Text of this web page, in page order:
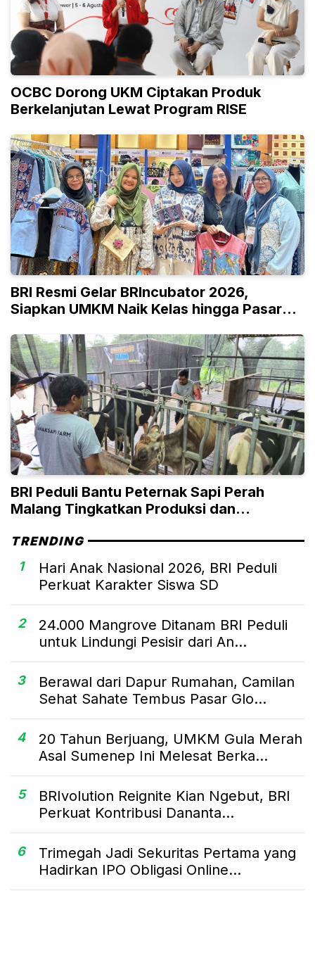
OCBC Dorong UKM Ciptakan Produk
Berkelanjutan Lewat Program RISE
BRI Resmi Gelar BRIncubator 2026,
Siapkan UMKM Naik Kelas hingga Pasar
BRI Peduli Bantu Peternak Sapi Perah
Malang Tingkatkan Produksi dan
TRENDING
1
Hari Anak Nasional 2026, BRI Peduli
Perkuat Karakter Siswa SD
2
24.000 Mangrove Ditanam BRI Peduli
untuk Lindungi Pesisir dari An...
3
Berawal dari Dapur Rumahan, Camilan
Sehat Sahate Tembus Pasar Glo...
4
20 Tahun Berjuang, UMKM Gula Merah
Asal Sumenep Ini Melesat Berka...
5
BRIvolution Reignite Kian Ngebut, BRI
Perkuat Kontribusi Dananta...
6
Trimegah Jadi Sekuritas Pertama yang
Hadirkan IPO Obligasi Online...